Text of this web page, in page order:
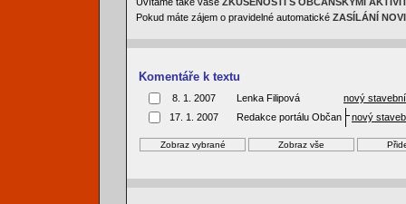
Pokud máte zájem o pravidelné automatické ZASÍLÁNÍ
Komentáře k textu
8. 1. 2007 Lenka Filipová
nový
17. 1. 2007
Redakce portálu Občan nový